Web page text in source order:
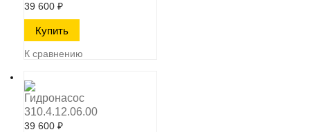
39 600 ₽
К сравнению
Гидронасос
310.4.12.06.00
39 600 ₽